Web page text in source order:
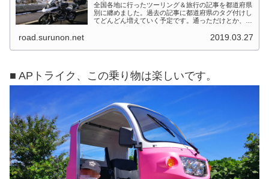
全国各地に行ったツーリング＆旅行の記事を都道府県
別に纏めました。過去の記事に都道府県のタグ付けし
てどんどん増えていく予定です。通っただけとか、中
なかなか難しいですね、能登半島とか北陸とか、石
road.surunon.net 2019.03.27
■ APトライク、この乗り物は楽しいです。